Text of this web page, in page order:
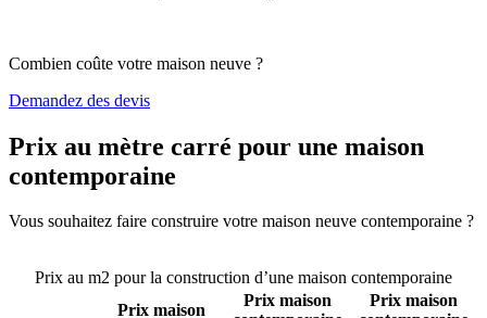
Combien coûte votre maison neuve ?
Demandez des devis
Prix au mètre carré pour une maison
contemporaine
Vous souhaitez faire construire votre maison neuve contemporaine ?
Prix au m2 pour la construction d’une maison contemporaine
Prix maison
Prix maison
Prix maison